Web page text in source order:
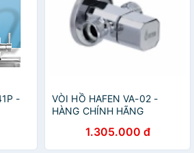
-
VÒI HỒ HAFEN VA-02 -
HÀNG CHÍNH HÃNG
1.305.000 đ